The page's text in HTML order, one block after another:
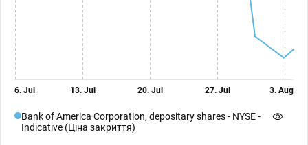
6. Jul 13. Jul 20. Jul 27. Jul 3. Aug
Bank of America Corporation, depositary shares - NYSE -
Indicative (Ціна закриття)